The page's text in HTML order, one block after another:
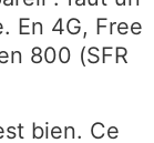
En 4G, Free
800 (SFR
bien. Ce